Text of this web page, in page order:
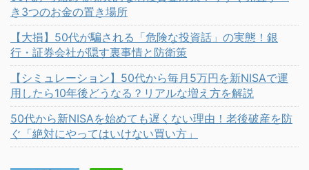
き3つのお金の置き場所
【大損】50代が騙される「危険な投資話」の実態！銀
行・証券会社が隠す裏事情と防衛策
【シミュレーション】50代から毎月5万円を新NISAで運
用したら10年後どうなる？リアルな増え方を解説
50代から新NISAを始めても遅くない理由！老後破産を防
ぐ「絶対にやってはいけない買い方」